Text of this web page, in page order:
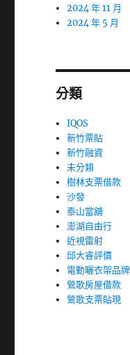
2024 年 11 月
2024 年 5 月
分類
IQOS
新竹票貼
新竹融資
未分類
樹林支票借款
沙發
泰山當舖
澎湖自由行
近視雷射
邱大睿評價
電動曬衣架品牌
鶯歌房屋借款
鶯歌支票貼現